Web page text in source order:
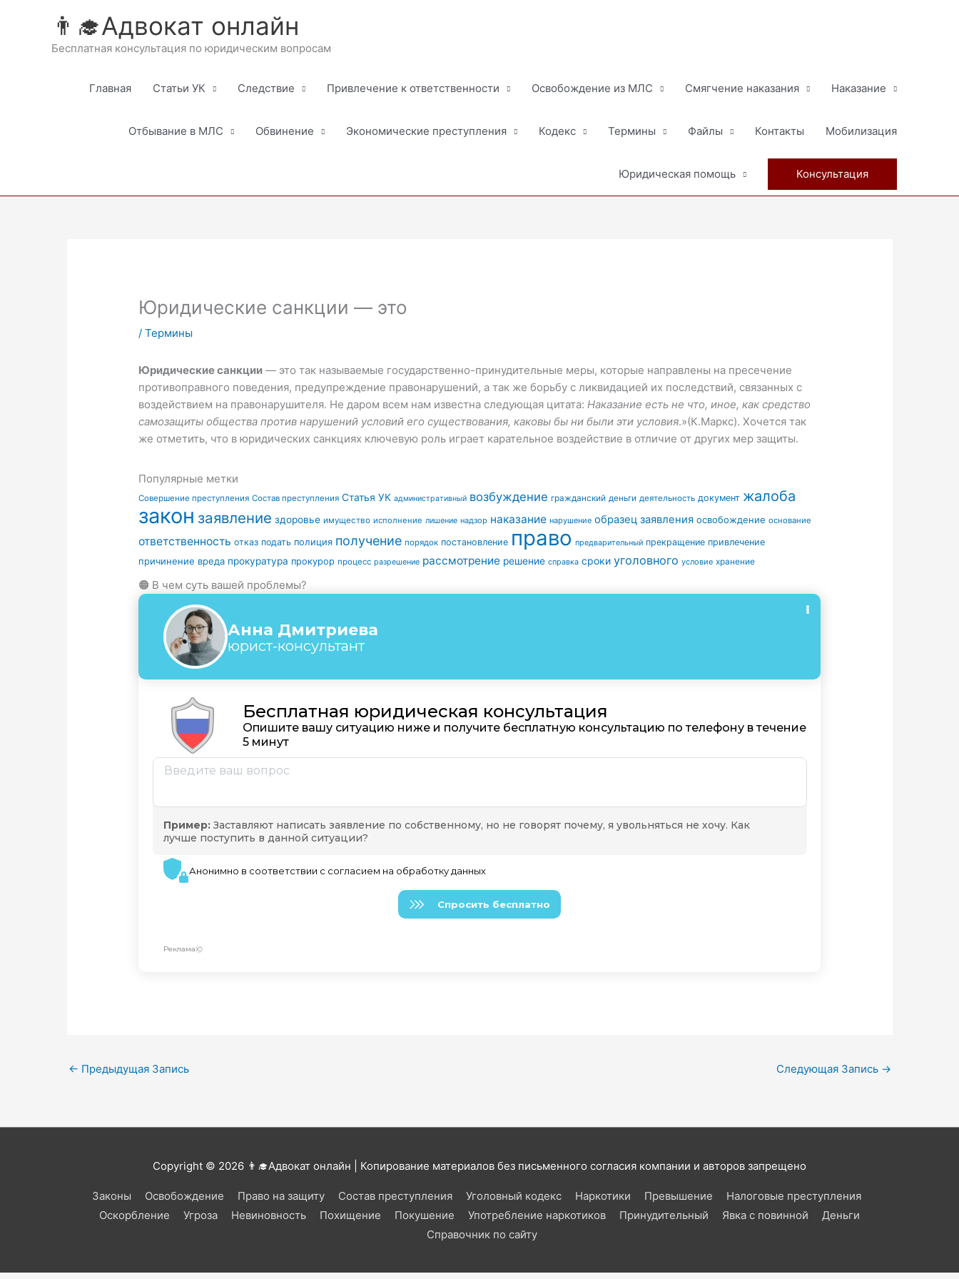
содержимому
👨‍🎓Адвокат онлайн
Бесплатная консультация по юридическим вопросам
Главная Статьи УК Следствие Привлечение к ответственности Освобождение из МЛС Смягчение наказания Наказание
Отбывание в МЛС Обвинение Экономические преступления Кодекс Термины Файлы Контакты Мобилизация
Юридическая помощь Консультация
Юридические санкции — это
/ Термины
Юридические санкции— это так называемые государственно-принудительные меры, которые направлены на пресечение
противоправного поведения, предупреждение правонарушений, а так же борьбу с ликвидацией их последствий, связанных с
воздействием на правонарушителя. Не даром всем нам известна следующая цитата: Наказание есть не что, иное, как средство
самозащиты общества против нарушений условий его существования, каковы бы ни были эти условия.»(К.Маркс). Хочется так
же отметить, что в юридических санкциях ключевую роль играет карательное воздействие в отличие от других мер защиты.
Популярные метки
Совершение преступления Состав преступления Статья УК административный возбуждение гражданский деньги деятельность документ жалоба
закон заявление здоровье имущество исполнение лишение надзор наказание нарушение образец заявления освобождение основание
ответственность отказ подать полиция получение порядок постановление право предварительный прекращение привлечение
причинение вреда прокуратура прокурор процесс разрешение рассмотрение решение справка сроки уголовного условие хранение
🟠 В чем суть вашей проблемы?
← Предыдущая Запись Следующая Запись →
Copyright © 2026 👨‍🎓Адвокат онлайн | Копирование материалов без письменного согласия компании и авторов запрещено
Законы Освобождение Право на защиту Состав преступления Уголовный кодекс Наркотики Превышение
Налоговые преступления
Оскорбление
Угроза Невиновность Похищение Покушение Употребление наркотиков Принудительный Явка с повинной
Деньги
Справочник по сайту